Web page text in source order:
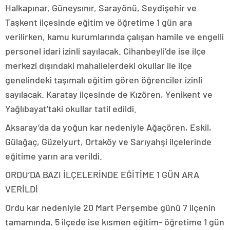
Halkapınar, Güneysınır, Sarayönü, Seydişehir ve
Taşkent ilçesinde eğitim ve öğretime 1 gün ara
verilirken, kamu kurumlarında çalışan hamile ve engelli
personel idari izinli sayılacak. Cihanbeyli’de ise ilçe
merkezi dışındaki mahallelerdeki okullar ile ilçe
genelindeki taşımalı eğitim gören öğrenciler izinli
sayılacak. Karatay ilçesinde de Kızören, Yenikent ve
Yağlıbayat’taki okullar tatil edildi.
Aksaray’da da yoğun kar nedeniyle Ağaçören, Eskil,
Gülağaç, Güzelyurt, Ortaköy ve Sarıyahşi ilçelerinde
eğitime yarın ara verildi.
ORDU’DA BAZI İLÇELERİNDE EĞİTİME 1 GÜN ARA
VERİLDİ
Ordu kar nedeniyle 20 Mart Perşembe günü 7 ilçenin
tamamında, 5 ilçede ise kısmen eğitim- öğretime 1 gün